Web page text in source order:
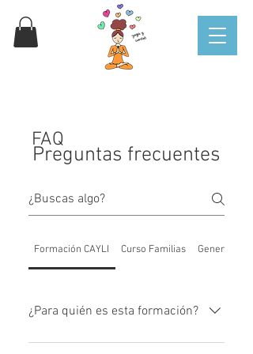
FAQ
Preguntas frecuentes
Formación CAYLI Curso Familias General
¿Para quién es esta formación?
Para profes de yoga, maestras de